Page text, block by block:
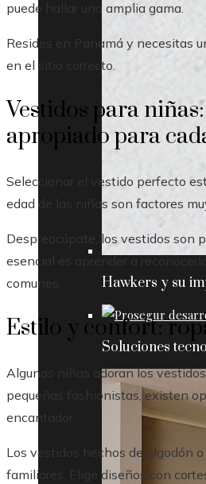
Hawkers y su
Soluciones
puede hallar una amplia gama.
Resides en Panamá y necesitas
en el sitio correcto.
Vestidos para
apropiado para
Seleccionar el vestido perfecto
edad de las niñas son factores
Despreocúpate, los vestidos son
esencial es aprender a
comunes:
Estilo y confort:
Algunas niñas adoran los
pequeñas fashionistas, existen
encantador.
Los vestidos hechos de algodón
familiares. Elige diseños con